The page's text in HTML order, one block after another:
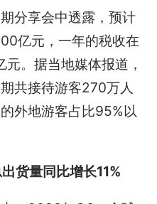
分享会中透露，预计
亿元，一年的税收在
。据当地媒体报道，
共接待游客270万人
外地游客占比95%以
货量同比增长11%